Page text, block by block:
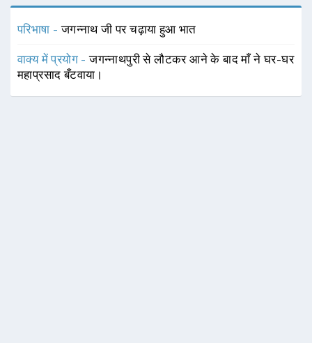
परिभाषा -जगन्नाथ जी पर चढ़ाया हुआ भात
वाक्य में प्रयोग -जगन्नाथपुरी से लौटकर आने के बाद माँ ने घर-घर
महाप्रसाद बँटवाया।